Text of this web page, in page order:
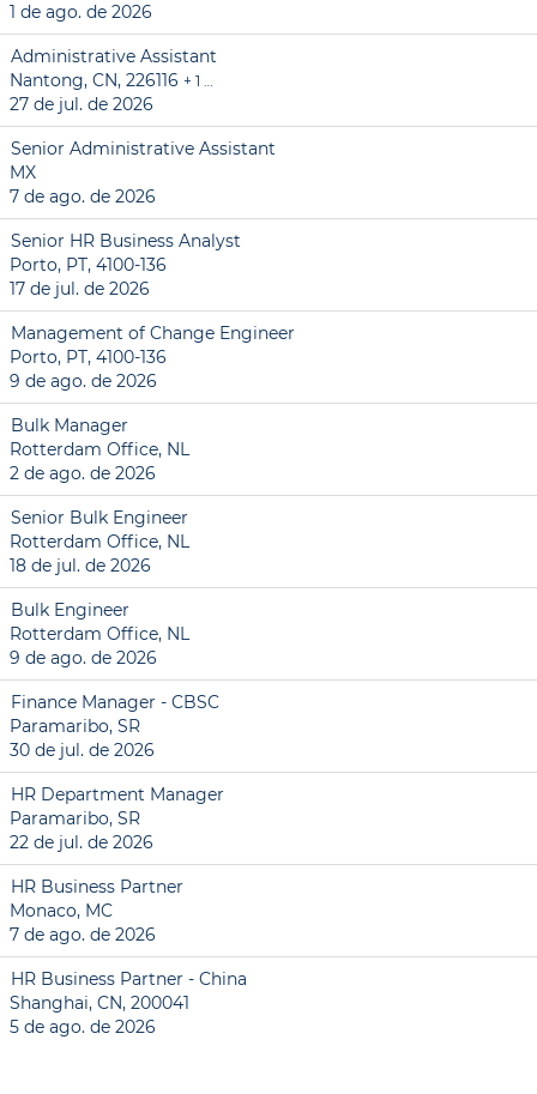
1 de ago. de 2026
Administrative Assistant
Nantong, CN, 226116 + 1 …
27 de jul. de 2026
Senior Administrative Assistant
MX
7 de ago. de 2026
Senior HR Business Analyst
Porto, PT, 4100-136
17 de jul. de 2026
Management of Change Engineer
Porto, PT, 4100-136
9 de ago. de 2026
Bulk Manager
Rotterdam Office, NL
2 de ago. de 2026
Senior Bulk Engineer
Rotterdam Office, NL
18 de jul. de 2026
Bulk Engineer
Rotterdam Office, NL
9 de ago. de 2026
Finance Manager - CBSC
Paramaribo, SR
30 de jul. de 2026
HR Department Manager
Paramaribo, SR
22 de jul. de 2026
HR Business Partner
Monaco, MC
7 de ago. de 2026
HR Business Partner - China
Shanghai, CN, 200041
5 de ago. de 2026